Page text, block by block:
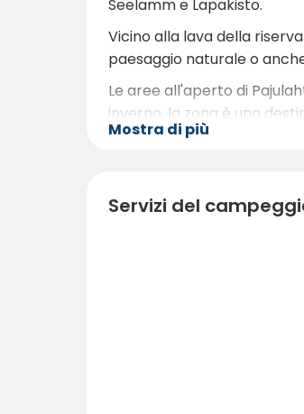
Seelamm e Lapakisto.
Vicino alla lava della
paesaggio naturale o
Le aree all'aperto di
inverno, la zona è una
aperta, una salsiccia e
Mostra di più
Servizi del